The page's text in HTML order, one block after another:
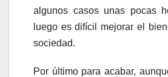
algunos casos unas pocas
luego es difícil mejorar el
sociedad.
Por último para acabar,